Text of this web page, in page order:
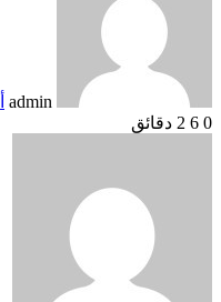
admin
0
2 دقائق